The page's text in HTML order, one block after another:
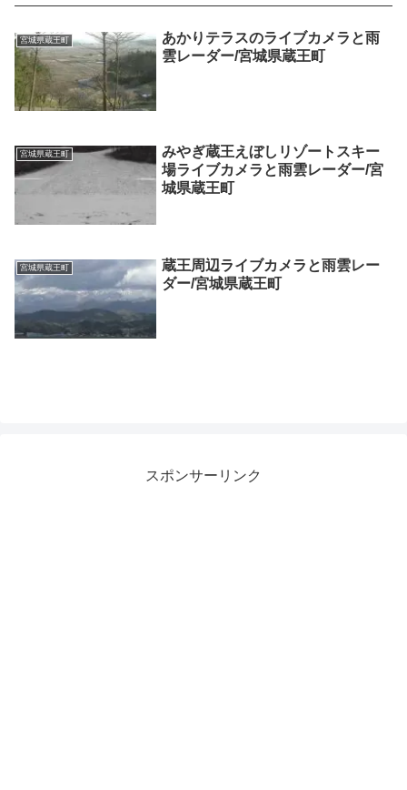
宮城県蔵王町
あかりテラスのライブカメラと雨
雲レーダー/宮城県蔵王町
宮城県蔵王町
みやぎ蔵王えぼしリゾートスキー
場ライブカメラと雨雲レーダー/宮
城県蔵王町
宮城県蔵王町
蔵王周辺ライブカメラと雨雲レー
ダー/宮城県蔵王町
スポンサーリンク